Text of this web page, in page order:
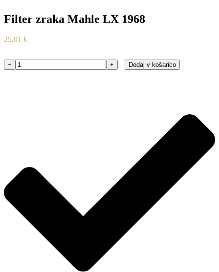
Filter zraka Mahle LX 1968
25,01 €
Filter
− + Dodaj v košarico